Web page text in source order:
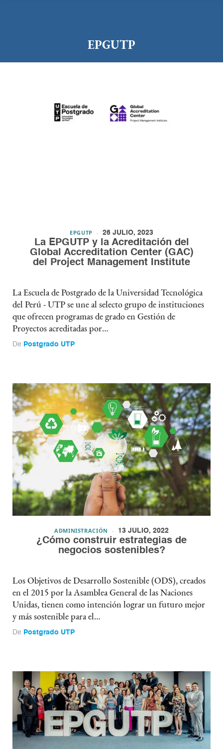
EPGUTP
EPGUTP 26 JULIO, 2023
La EPGUTP y la Acreditación del
Global Accreditation Center (GAC)
del Project Management Institute
La Escuela de Postgrado de la Universidad Tecnológica
del Perú - UTP se une al selecto grupo de instituciones
que ofrecen programas de grado en Gestión de
Proyectos acreditadas por…
De Postgrado UTP
ADMINISTRACIÓN 13 JULIO, 2022
¿Cómo construir estrategias de
negocios sostenibles?
Los Objetivos de Desarrollo Sostenible (ODS), creados
en el 2015 por la Asamblea General de las Naciones
Unidas, tienen como intención lograr un futuro mejor
y más sostenible para el…
De Postgrado UTP